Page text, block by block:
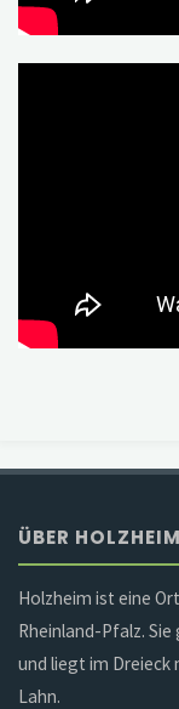
ÜBER HOLZHEIM
Holzheim ist eine
Rheinland-Pfalz.
und liegt im Dreieck
Lahn.